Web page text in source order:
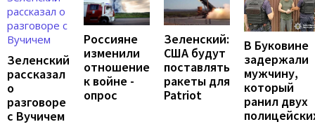
Зеленский
рассказал
о
разговоре
с Вучичем
Россияне
изменили
отношение
к войне -
опрос
Зеленский:
США будут
поставлять
ракеты для
Patriot
В Буковине
задержали
мужчину,
который
ранил двух